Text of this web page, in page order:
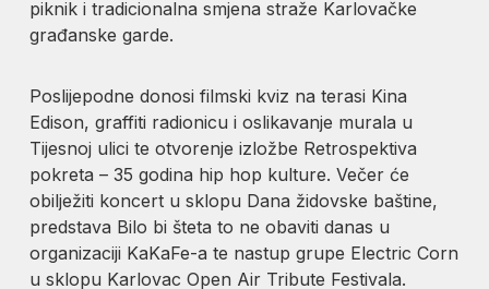
piknik i tradicionalna smjena straže Karlovačke
građanske garde.
Poslijepodne donosi filmski kviz na terasi Kina
Edison, graffiti radionicu i oslikavanje murala u
Tijesnoj ulici te otvorenje izložbe Retrospektiva
pokreta – 35 godina hip hop kulture. Večer će
obilježiti koncert u sklopu Dana židovske baštine,
predstava Bilo bi šteta to ne obaviti danas u
organizaciji KaKaFe-a te nastup grupe Electric Corn
u sklopu Karlovac Open Air Tribute Festivala.